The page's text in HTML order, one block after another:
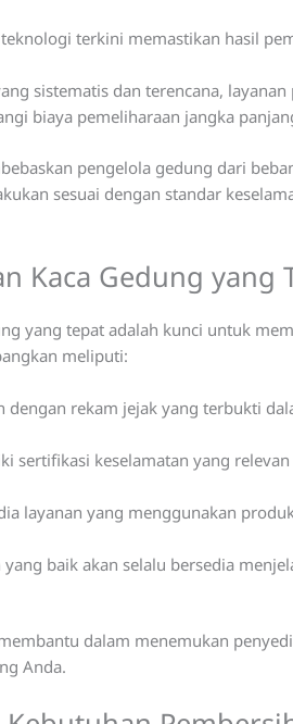
terkini memastikan hasil
sistematis dan terencana,
biaya pemeliharaan jangka
pengelola gedung dari
sesuai dengan standar
Kaca Gedung yang
yang tepat adalah kunci untuk
meliputi:
dengan rekam jejak yang terbukti
sertifikasi keselamatan yang
layanan yang menggunakan
yang baik akan selalu bersedia
dalam menemukan
Anda.